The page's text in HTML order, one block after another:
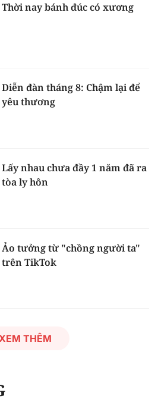
Thời nay bánh đúc có xương
Diễn đàn tháng 8: Chậm lại để
yêu thương
Lấy nhau chưa đầy 1 năm đã ra
tòa ly hôn
Ảo tưởng từ "chồng người ta"
trên TikTok
THÊM